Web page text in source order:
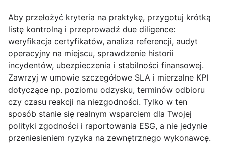
Aby przełożyć kryteria na praktykę, przygotuj krótką
listę kontrolną i przeprowadź due diligence:
weryfikacja certyfikatów, analiza referencji, audyt
operacyjny na miejscu, sprawdzenie historii
incydentów, ubezpieczenia i stabilności finansowej.
Zawrzyj w umowie szczegółowe SLA i mierzalne KPI
dotyczące np. poziomu odzysku, terminów odbioru
czy czasu reakcji na niezgodności. Tylko w ten
sposób stanie się realnym wsparciem dla Twojej
polityki zgodności i raportowania ESG, a nie jedynie
przeniesieniem ryzyka na zewnętrznego wykonawcę.